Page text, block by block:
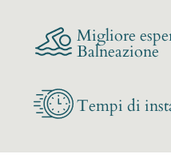
Migliore
Balneazione
Tempi di